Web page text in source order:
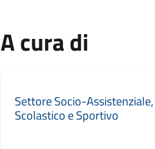
A cura di
Settore Socio-
Scolastico e Sportivo